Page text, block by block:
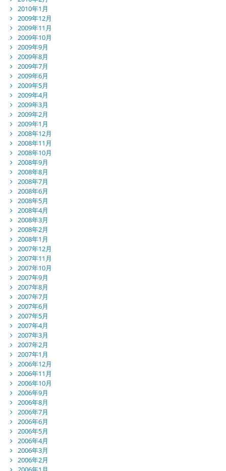
2010年1月
2009年12月
2009年11月
2009年10月
2009年9月
2009年8月
2009年7月
2009年6月
2009年5月
2009年4月
2009年3月
2009年2月
2009年1月
2008年12月
2008年11月
2008年10月
2008年9月
2008年8月
2008年7月
2008年6月
2008年5月
2008年4月
2008年3月
2008年2月
2008年1月
2007年12月
2007年11月
2007年10月
2007年9月
2007年8月
2007年7月
2007年6月
2007年5月
2007年4月
2007年3月
2007年2月
2007年1月
2006年12月
2006年11月
2006年10月
2006年9月
2006年8月
2006年7月
2006年6月
2006年5月
2006年4月
2006年3月
2006年2月